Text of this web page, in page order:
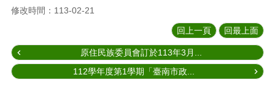
修改時間：113-02-21
回上一頁 回最上面
原住民族委員會訂於113年3月...
112學年度第1學期「臺南市政...